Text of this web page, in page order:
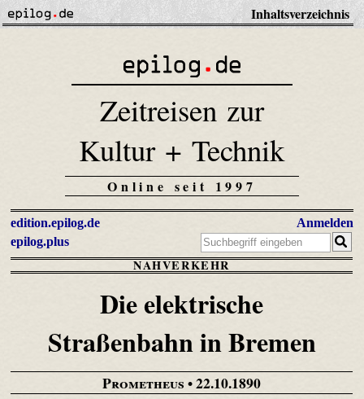
Inhaltsverzeichnis
Zeitreisen zur
Kultur + Technik
Online seit 1997
edition.epilog.de
epilog.plus
Anmelden
NAHVERKEHR
Die elektrische
Straßenbahn in Bremen
Prometheus• 22.10.1890